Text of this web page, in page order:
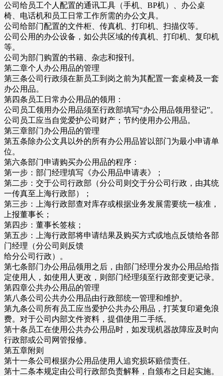
公司给员工个人配置的通讯工具（手机、BP机）、办公桌
椅、电话机和员工日常工作所需的办公文具。
公司给部门配置的文件柜、传真机、打印机、扫描仪等。
公司公用的办公设备，如公共区域的传真机、打印机、复印机
等。
公司为部门购置的书籍、杂志和报刊。
第二章个人办公用品的管理
第三条公司行政须在新员工到岗之前为其配置一套桌椅及一套
办公用品。
第四条员工日常办公用品的领用：
公司员工领用办公用品须至行政部填写“办公用品领用登记”。
公司员工应当自觉爱护公司财产；节约使用办公用品。
第三章部门办公用品的管理
第五条除办公文具以外的所有办公用品皆以部门为最小申请单
位。
第六条部门申请购买办公用品的程序：
第一步：部门经理填写《办公用品申请表》；
第二步：交于公司行政部（分公司则交于分公司行政，由其统
一传真至上海行政部）；
第三步：上海行政部查对库存或根据业务发展需要统一核准，
上报董事长；
第四步：董事长签核；
第五步：上海行政部将申请结果及购买方式或地点反馈给各部
门经理（分公司则反馈
给分公司行政）。
第七条部门办公用品领用之后，由部门经理分发办公用品给指
定使用人，如使用人更改，则部门经理须至行政部变更记录。
第四章公共办公用品的管理
第八条公司公共办公用品由行政部统一管理和维护。
第九条公司所有员工应当爱护公共办公用品，打英复印避免浪
费。对于公司内部文件资料，提倡使用二手纸。
第十条员工在使用公共办公用品时，如发现机器故障应及时向
行政部或公司网管报修。
第五章附则
第十一条公司根据办公用品使用人追究损坏赔偿责任。
第十二条本规定由公司行政部负责解释，自颁布之日起实施。